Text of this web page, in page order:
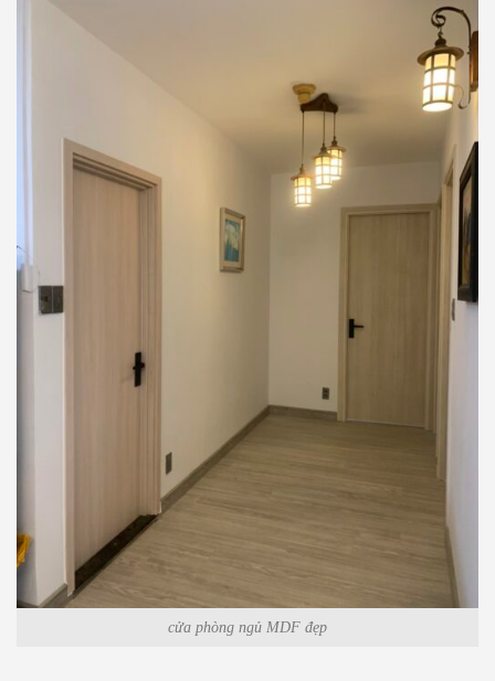
cửa phòng ngủ MDF đẹp